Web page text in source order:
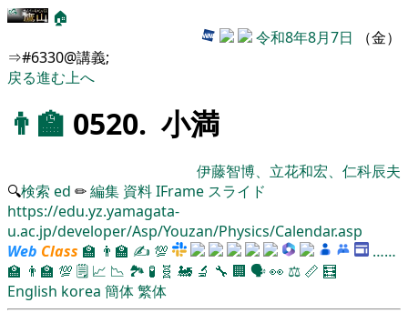
🏠
令和8年8月7日 （金）
⇒#6330@講義;
戻る進む上へ
👨‍🏫 0520. 小満
伊藤智博、立花和宏、仁科辰夫
🔍検索 ed ✏編集 資料IFrame スライド
https://edu.yz.yamagata-
u.ac.jp/developer/Asp/Youzan/Physics/Calendar.asp
Web Class 🏫 👨‍🏫 ✍ 💯
……
🏫 👨‍🏫 💯 🗒️ 📈 📉 🏞 🧪 🧬 🚂 🔬 🔧 🏢 🗣️👀 ⚖️ 📏 🧮
English korea 簡体繁体